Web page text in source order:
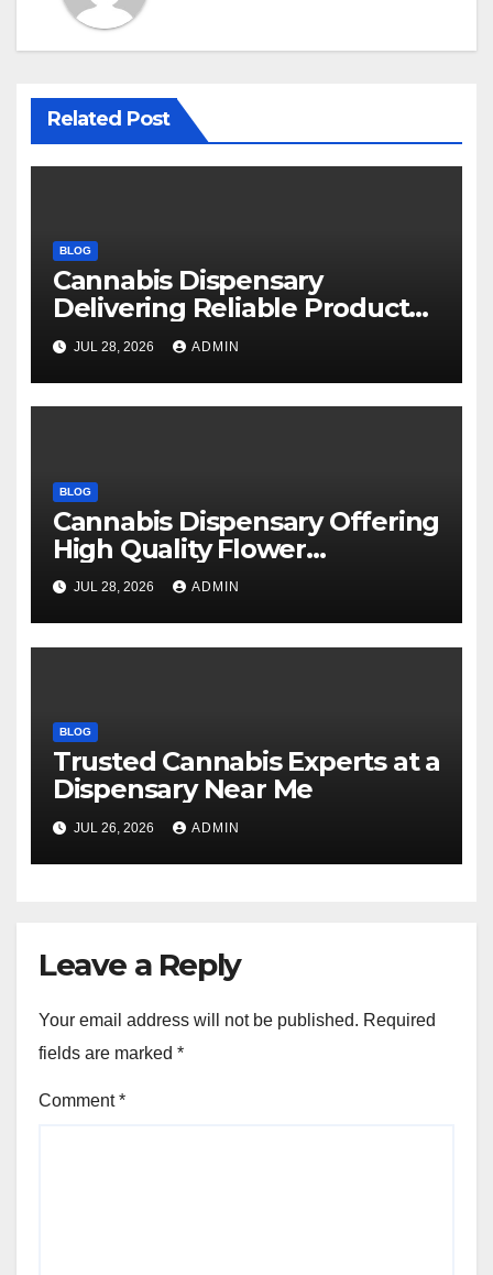
Related Post
BLOG
Cannabis Dispensary
Delivering Reliable Products
Every Time
JUL 28, 2026 ADMIN
BLOG
Cannabis Dispensary Offering
High Quality Flower
Selections
JUL 28, 2026 ADMIN
BLOG
Trusted Cannabis Experts at a
Dispensary Near Me
JUL 26, 2026 ADMIN
Leave a Reply
Your email address will not be published. Required
fields are marked *
Comment*